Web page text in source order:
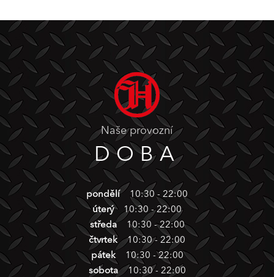
DOBA
Naše provozní
pondělí
10:30 - 22:00
úterý
10:30 - 22:00
středa
10:30 - 22:00
čtvrtek
10:30 - 22:00
pátek
10:30 - 22:00
sobota
10:30 - 22:00